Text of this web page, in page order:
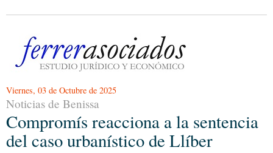
Viernes, 03 de Octubre de 2025
Noticias de Benissa
Compromís reacciona a la sentencia
del caso urbanístico de Llíber